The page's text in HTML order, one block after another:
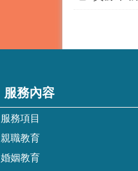
服務內容
服務項目
親職教育
婚姻教育